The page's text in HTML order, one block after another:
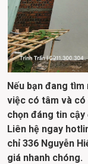
Nếu bạn đang
việc có tâm và có
chọn đáng tin cậy
Liên hệ ngay
chỉ 336 Nguyễn
giá nhanh chóng.